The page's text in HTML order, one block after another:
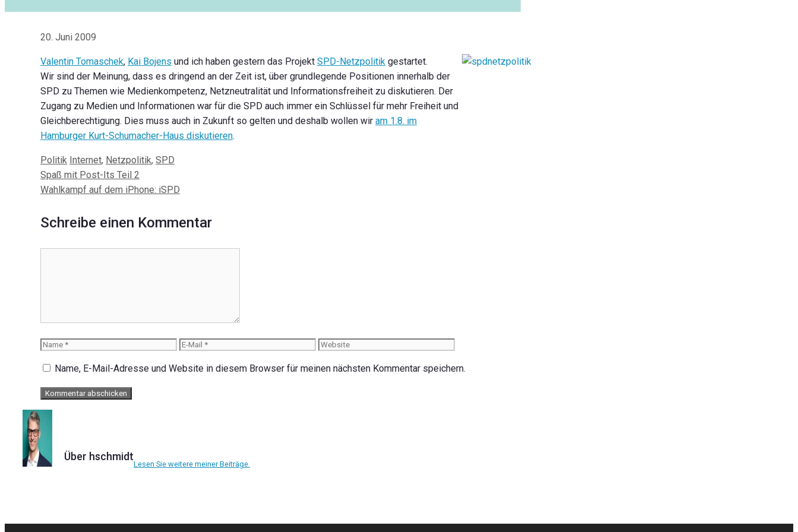
20. Juni 2009
Valentin Tomaschek, Kai Bojens und ich haben gestern das Projekt SPD-Netzpolitik gestartet.
Wir sind der Meinung, dass es dringend an der Zeit ist, über grundlegende Positionen innerhalb der
SPD zu Themen wie Medienkompetenz, Netzneutralität und Informationsfreiheit zu diskutieren. Der
Zugang zu Medien und Informationen war für die SPD auch immer ein Schlüssel für mehr Freiheit und
Gleichberechtigung. Dies muss auch in Zukunft so gelten und deshalb wollen wir am 1.8. im
Hamburger Kurt-Schumacher-Haus diskutieren.
Kategorien
Politik Schlagwörter
Internet, Netzpolitik, SPD
Beitrags-
Navigation
Spaß mit Post-Its Teil 2
Wahlkampf auf dem iPhone: iSPD
Schreibe einen Kommentar
Name
E-
Website
Name, E-Mail-Adresse und Website in diesem Browser für meinen nächsten Kommentar speichern.
Über hschmidt
Lesen Sie weitere meiner Beiträge.